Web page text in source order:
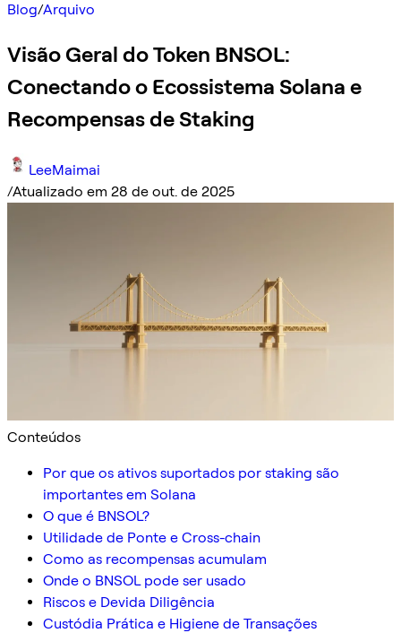
Blog/Arquivo
Visão Geral do Token BNSOL:
Conectando o Ecossistema Solana e
Recompensas de Staking
LeeMaimai
/Atualizado em 28 de out. de 2025
Conteúdos
Por que os ativos suportados por staking são
importantes em Solana
O que é BNSOL?
Utilidade de Ponte e Cross-chain
Como as recompensas acumulam
Onde o BNSOL pode ser usado
Riscos e Devida Diligência
Custódia Prática e Higiene de Transações